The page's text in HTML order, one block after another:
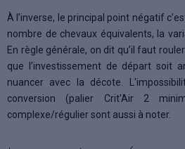
À l’inverse, le principal point négatif
nombre de chevaux équivalents, la
En règle générale, on dit qu’il faut
que l’investissement de départ soit
nuancer avec la décote.
conversion (palier Crit'Air 2
complexe/régulier sont aussi à noter.